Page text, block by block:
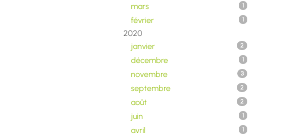
mars 1
février 1
2020
janvier
2
décembre 1
novembre 3
septembre 2
août 2
juin 1
avril 1